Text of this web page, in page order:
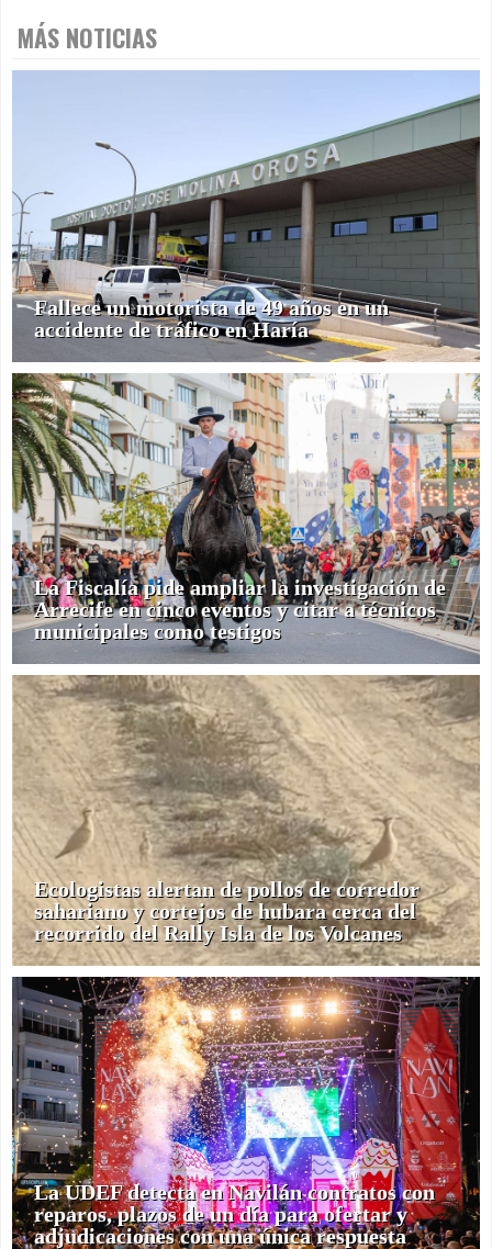
MÁS NOTICIAS
Fallece un motorista de 49 años en un
accidente de tráfico en Haría
La Fiscalía pide ampliar la investigación de
Arrecife en cinco eventos y citar a técnicos
municipales como testigos
Ecologistas alertan de pollos de corredor
sahariano y cortejos de hubara cerca del
recorrido del Rally Isla de los Volcanes
La UDEF detecta en Navilán contratos con
reparos, plazos de un día para ofertar y
adjudicaciones con una única respuesta